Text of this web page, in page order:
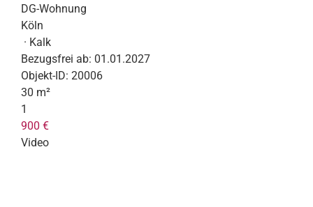
DG-Wohnung
Köln
· Kalk
Bezugsfrei ab: 01.01.2027
Objekt-ID: 20006
30 m²
1
900 €
Video